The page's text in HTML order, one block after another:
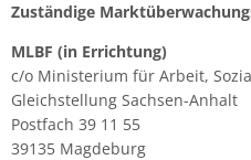
Zuständige
MLBF (in Errichtung)
c/o Ministerium für Arbeit,
Gleichstellung Sachsen-Anhalt
Postfach 39 11 55
39135 Magdeburg